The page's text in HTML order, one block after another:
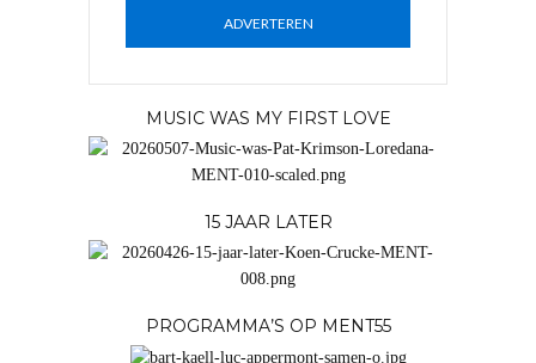
ADVERTEREN
MUSIC WAS MY FIRST LOVE
15 JAAR LATER
PROGRAMMA’S OP MENT55